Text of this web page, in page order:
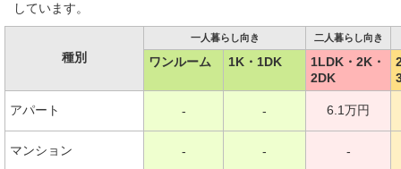
しています。
種別
一人暮らし向き 二人暮らし向き
ワンルーム 1K・1DK
1LDK・2K・
2DK
アパート - - 6.1万円
マンション - - -